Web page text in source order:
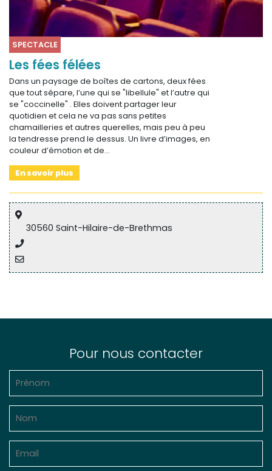
SPECTACLE
Les fées félées
Dans un paysage de boîtes de cartons, deux fées
que tout sépare, l’une qui se "libellule" et l’autre qui
se "coccinelle" . Elles doivent partager leur
quotidien et cela ne va pas sans petites
chamailleries et autres querelles, mais peu à peu
la tendresse prend le dessus. Un livre d’images, en
couleur d’émotion et de…
En savoir plus
30560 Saint-Hilaire-de-Brethmas
Pour nous contacter